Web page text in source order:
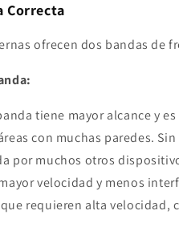
Correcta
ofrecen dos bandas de
tiene mayor alcance y
con muchas paredes.
por muchos otros
velocidad y menos
requieren alta velocidad,